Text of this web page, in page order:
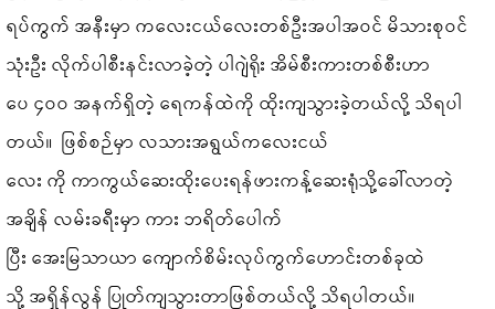
ရပ်ကွက် အနီးမှာ ကလေးငယ်လေးတစ်ဦးအပါအဝင် မိသားစုဝင်
သုံးဦး လိုက်ပါစီးနင်းလာခဲ့တဲ့ ပါဂျဲရိုး အိမ်စီးကားတစ်စီးဟာ
ပေ ၄၀၀ အနက်ရှိတဲ့ ရေကန်ထဲကို ထိုးကျသွားခဲ့တယ်လို့ သိရပါ
တယ်။ ဖြစ်စဉ်မှာ လသားအရွယ်ကလေးငယ်
လေး ကို ကာကွယ်ဆေးထိုးပေးရန်ဖားကန့်ဆေးရုံသို့ခေါ်လာတဲ့
အချိန် လမ်းခရီးမှာ ကား ဘရိတ်ပေါက်
ပြီး အေးမြသာယာ ကျောက်စိမ်းလုပ်ကွက်ဟောင်းတစ်ခုထဲ
သို့ အရှိန်လွန် ပြုတ်ကျသွားတာဖြစ်တယ်လို့ သိရပါတယ်။